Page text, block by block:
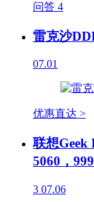
问答 4
雷克沙
07.01
优惠直达 >
联想Geek
5060，
3 07.06